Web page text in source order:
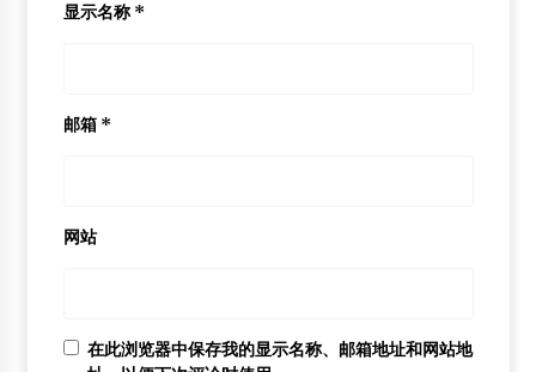
显示名称 *
邮箱 *
网站
在此浏览器中保存我的显示名称、邮箱地址和网站地